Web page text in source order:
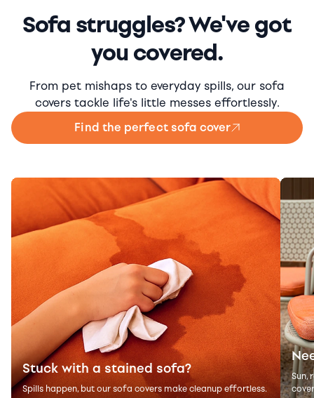
Sofa struggles? We've got
you covered.
From pet mishaps to everyday spills, our sofa
covers tackle life's little messes effortlessly.
Find the perfect sofa cover
Stuck with a stained sofa?
Spills happen, but our sofa covers make cleanup effortless.
Sun,